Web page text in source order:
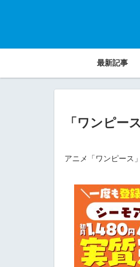
最新記事
「ワンピー
アニメ「ワンピース